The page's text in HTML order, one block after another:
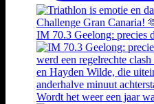
IM 70.3 Geelong: precies
Wordt het weer een jaar